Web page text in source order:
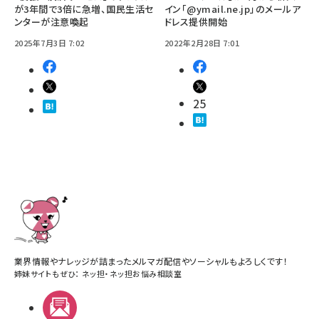
が3年間で3倍に急増、国民生活セ
ンターが注意喚起
2025年7月3日 7:02
イン「@ymail.ne.jp」のメールア
ドレス提供開始
2022年2月28日 7:01
25
業界情報やナレッジが詰まったメルマガ配信やソーシャルもよろしくです！
姉妹サイトもぜひ： ネッ担・ ネッ担お悩み相談室